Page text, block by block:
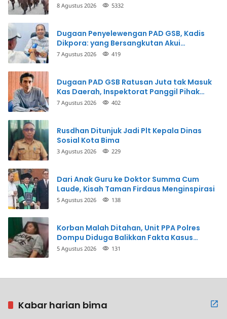
8 Agustus 2026 5332
Dugaan Penyelewengan PAD GSB, Kadis
Dikpora: yang Bersangkutan Akui
Perbuatannya dan Siap Mengembalikan
7 Agustus 2026 419
Dugaan PAD GSB Ratusan Juta tak Masuk
Kas Daerah, Inspektorat Panggil Pihak
Terkait
7 Agustus 2026 402
Rusdhan Ditunjuk Jadi Plt Kepala Dinas
Sosial Kota Bima
3 Agustus 2026 229
Dari Anak Guru ke Doktor Summa Cum
Laude, Kisah Taman Firdaus Menginspirasi
5 Agustus 2026 138
Korban Malah Ditahan, Unit PPA Polres
Dompu Diduga Balikkan Fakta Kasus
Penganiayaan
5 Agustus 2026 131
Kabar harian bima